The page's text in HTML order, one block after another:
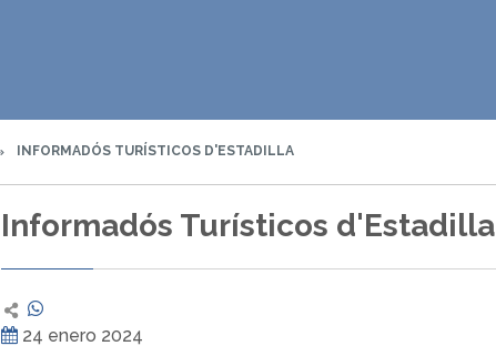
INFORMADÓS TURÍSTICOS D'ESTADILLA
Informadós Turísticos d'Estadilla
24 enero 2024